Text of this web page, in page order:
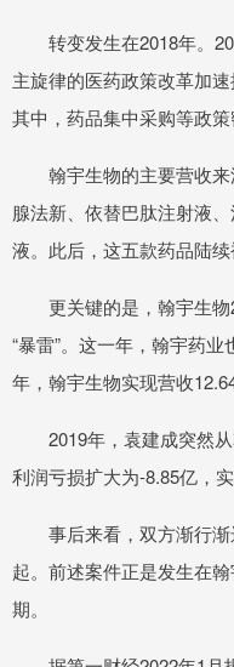
转变发生在2018年。
主旋律的医药政策改革加
其中，药品集中采购等政
翰宇生物的主要营收来
腺法新、依替巴肽注射液
液。此后，这五款药品陆续
更关键的是，翰宇生物
“暴雷”。这一年，翰宇药
年，翰宇生物实现营收
2019年，袁建成突然从
利润亏损扩大为-8.85亿，
事后来看，双方渐行渐
起。前述案件正是发生在
期。